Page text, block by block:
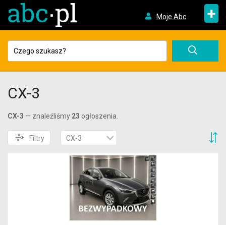
Moje Abc +
CX-3
CX-3 — znaleźliśmy 23 ogłoszenia.
Filtry CX-3